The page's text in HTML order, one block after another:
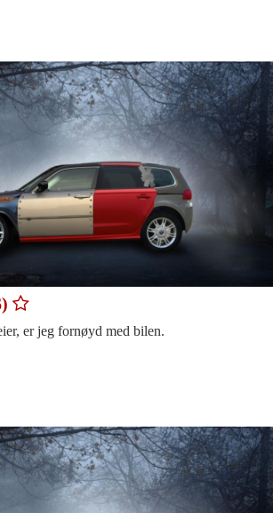
er jeg fornøyd med bilen.